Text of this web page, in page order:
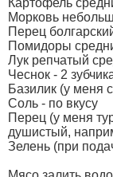
Картофель
Морковь
Перец
Помидоры
Лук репчатый
Чеснок - 2
Базилик (у меня
Соль - по вкусу
Перец (у меня
душистый,
Зелень (при